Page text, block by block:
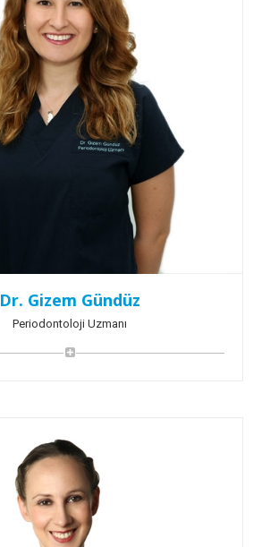
Dr. Gizem Gündüz
Periodontoloji Uzmanı